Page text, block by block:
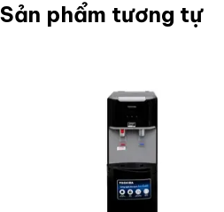
Sản phẩm tương tự